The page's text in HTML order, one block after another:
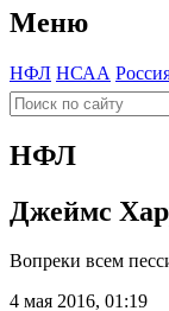
Меню
НФЛ НСАА
НФЛ
Джеймс
Вопреки всем
4 мая 2016, 01:19